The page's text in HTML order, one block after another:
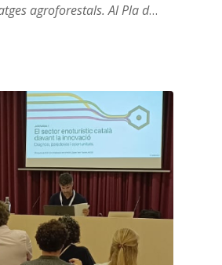
agroforestals. Al Pla de
d’extinció.